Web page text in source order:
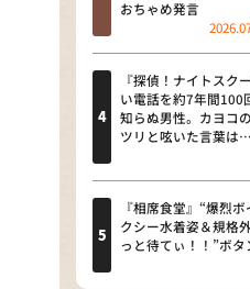
朝だ！生
教えて！ニ
ミカタ
ＬＩＦＥ
新婚さん
ポツンと一
ザキ山小屋
おちゃめ発言
『探偵！ナイトスク
い電話を約7年間100
知らぬ男性。カヨコ
ツリと呟いた言葉は…
『相席食堂』“爆烈
クシー水着姿＆規格
っと待てぃ！！”ボタ